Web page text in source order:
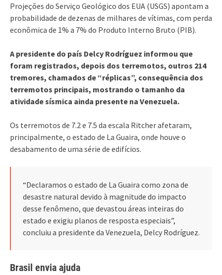
Projeções do Serviço Geológico dos EUA (USGS) apontam a
probabilidade de dezenas de milhares de vítimas, com perda
econômica de 1% a 7% do Produto Interno Bruto (PIB).
A presidente do país Delcy Rodríguez informou que
foram registrados, depois dos terremotos, outros 214
tremores, chamados de “réplicas”, consequência dos
terremotos principais, mostrando o tamanho da
atividade sísmica ainda presente na Venezuela.
Os terremotos de 7.2 e 7.5 da escala Ritcher afetaram,
principalmente, o estado de La Guaira, onde houve o
desabamento de uma série de edifícios.
“Declaramos o estado de La Guaira como zona de
desastre natural devido à magnitude do impacto
desse fenômeno, que devastou áreas inteiras do
estado e exigiu planos de resposta especiais”,
concluiu a presidente da Venezuela, Delcy Rodríguez.
Brasil envia ajuda